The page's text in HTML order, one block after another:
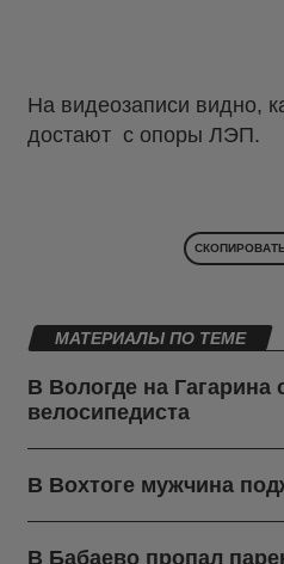
На видеозаписи видно,
достают с опоры ЛЭП.
МАТЕРИАЛЫ ПО ТЕМЕ
В Вологде на Гагарина
велосипедиста
В Вохтоге мужчина
В Бабаево пропал